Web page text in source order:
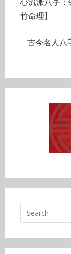
articles
竹命理】
古今名人八